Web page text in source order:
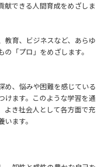
献できる人間育成をめざしま
育、ビジネスなど、あらゆ
「プロ」をめざします。
、悩みや困難を感じている
けます。このような学習を通
よき社会人として各方面で充
ます。